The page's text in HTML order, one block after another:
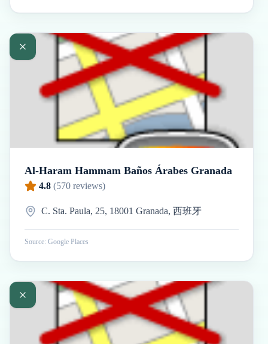
Al-Haram Hammam Baños Árabes Granada
4.8 (570 reviews)
C. Sta. Paula, 25, 18001 Granada, 西班牙
Source: Google Places